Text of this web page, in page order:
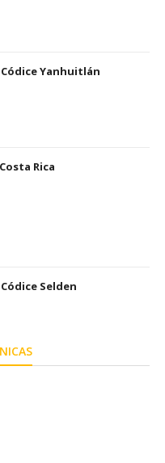
Yanhuitlán
Rica
Selden